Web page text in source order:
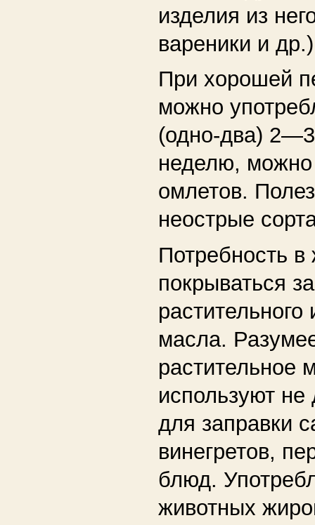
изделия из
вареники и
При хорошей
можно
(одно-два)
неделю,
омлетов.
неострые
Потребность
покрываться
растительного
масла.
растительное
используют
для заправки
винегретов,
блюд.
животных